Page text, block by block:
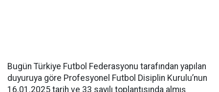
Bugün Türkiye Futbol Federasyonu tarafından yapılan
duyuruya göre Profesyonel Futbol Disiplin Kurulu’nun
16.01.2025 tarih ve 33 sayılı toplantısında almış